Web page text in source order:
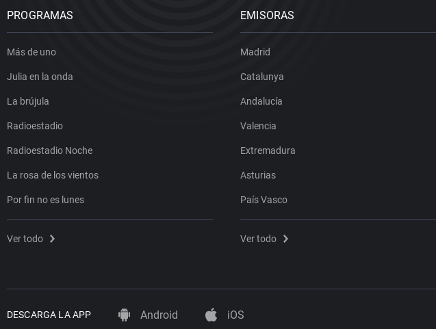
PROGRAMAS
Más de uno
Julia en la onda
La brújula
Radioestadio
Radioestadio Noche
La rosa de los vientos
Por fin no es lunes
Ver todo
EMISORAS
Madrid
Catalunya
Andalucía
Valencia
Extremadura
Asturias
País Vasco
Ver todo
DESCARGA LA APP Android iOS